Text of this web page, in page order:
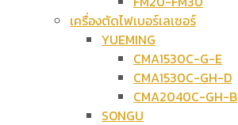
เครื่องตัดไฟเบอร์เลเซอร์
YUEMING
CMA1530C-G-E
CMA1530C-GH-D
CMA2040C-GH-B
SONGU